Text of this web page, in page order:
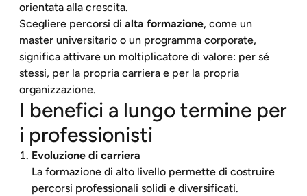
orientata alla crescita.
Scegliere percorsi di alta formazione, come un
master universitario o un programma corporate,
significa attivare un moltiplicatore di valore: per sé
stessi, per la propria carriera e per la propria
organizzazione.
I benefici a lungo termine per
i professionisti
Evoluzione di carriera
La formazione di alto livello permette di costruire
percorsi professionali solidi e diversificati.